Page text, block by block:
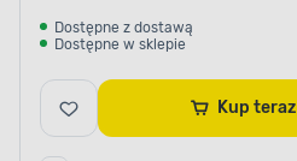
Dostępne z dostawą
Dostępne w sklepie
Kup teraz